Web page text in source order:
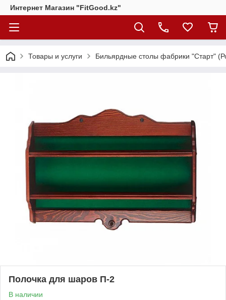
Интернет Магазин "FitGood.kz"
Товары и услуги Бильярдные столы фабрики "Cтарт"
Полочка для шаров П-2
В наличии